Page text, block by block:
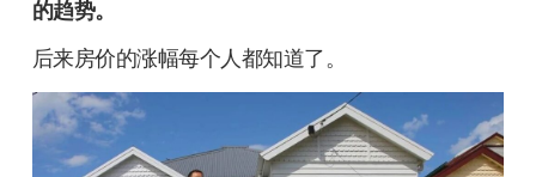
的趋势。
后来房价的涨幅每个人都知道了。